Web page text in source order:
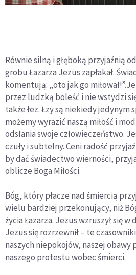
Równie silną i głęboką przyjaźnią
grobu Łazarza Jezus zapłakał.
komentują: „oto jak go
przez ludzką boleść i nie wstydzi
także łez. Łzy są niekiedy jedynym
możemy wyrazić naszą miłość i
odsłania swoje człowieczeństwo.
czuły i subtelny. Ceni radość
by dać świadectwo wierności,
oblicze Boga Miłości.
Bóg, który płacze nad śmiercią
wielu bardziej przekonujący, niż
życia Łazarza. Jezus wzruszył się w
Jezus się rozrzewnił – te
naszych niepokojów, naszej
naszego protestu wobec śmierci.